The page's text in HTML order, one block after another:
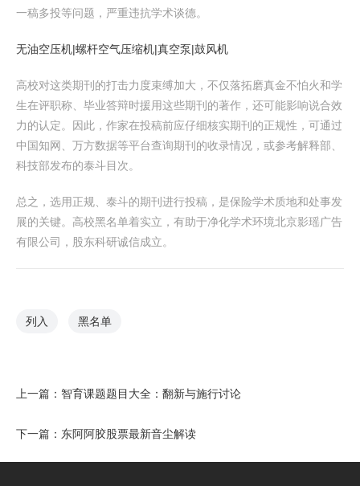
一稿多投等问题，严重违抗学术谈德。
无油空压机|螺杆空气压缩机|真空泵|鼓风机
高校对这类期刊的打击力度束缚加大，不仅落拓磨真金不怕火和学
生在评职称、毕业答辩时援用这些期刊的著作，还可能影响说合效
力的认定。因此，作家在投稿前应仔细核实期刊的正规性，可通过
中国知网、万方数据等平台查询期刊的收录情况，或参考解释部、
科技部发布的泰斗目次。
总之，选用正规、泰斗的期刊进行投稿，是保险学术质地和处事发
展的关键。高校黑名单着实立，有助于净化学术环境北京影瑶广告
有限公司，股东科研诚信成立。
列入 黑名单
上一篇： 智育课题题目大全：翻新与施行讨论
下一篇： 东阿阿胶股票最新音尘解读